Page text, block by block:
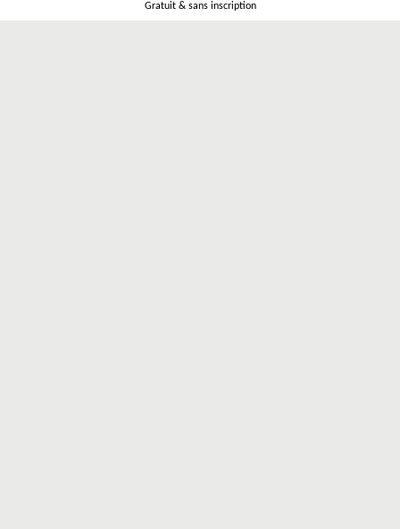
AMR Concept propose des solutions pour l'aménagement
Gratuit & sans inscription